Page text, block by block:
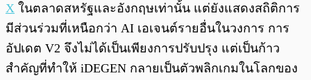
X ในตลาดสหรัฐและอังกฤษเท่านั้น แต่ยังแสดงสถิติการ
มีส่วนร่วมที่เหนือกว่า AI เอเจนต์รายอื่นในวงการ การ
อัปเดต V2 จึงไม่ได้เป็นเพียงการปรับปรุง แต่เป็นก้าว
สำคัญที่ทำให้ iDEGEN กลายเป็นตัวพลิกเกมในโลกของ